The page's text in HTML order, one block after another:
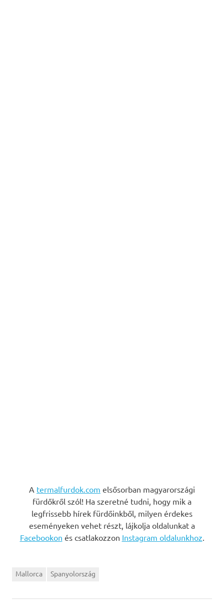
A termalfurdok.com elsősorban magyarországi
fürdőkről szól! Ha szeretné tudni, hogy mik a
legfrissebb hírek fürdőinkből, milyen érdekes
eseményeken vehet részt, lájkolja oldalunkat a
Facebookon és csatlakozzon Instagram oldalunkhoz
Mallorca Spanyolország